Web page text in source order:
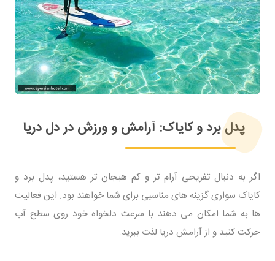
پدل برد و کایاک: آرامش و ورزش در دل دریا
اگر به دنبال تفریحی آرام تر و کم هیجان تر هستید، پدل برد و
کایاک سواری گزینه های مناسبی برای شما خواهند بود. این فعالیت
ها به شما امکان می دهند با سرعت دلخواه خود روی سطح آب
حرکت کنید و از آرامش دریا لذت ببرید.